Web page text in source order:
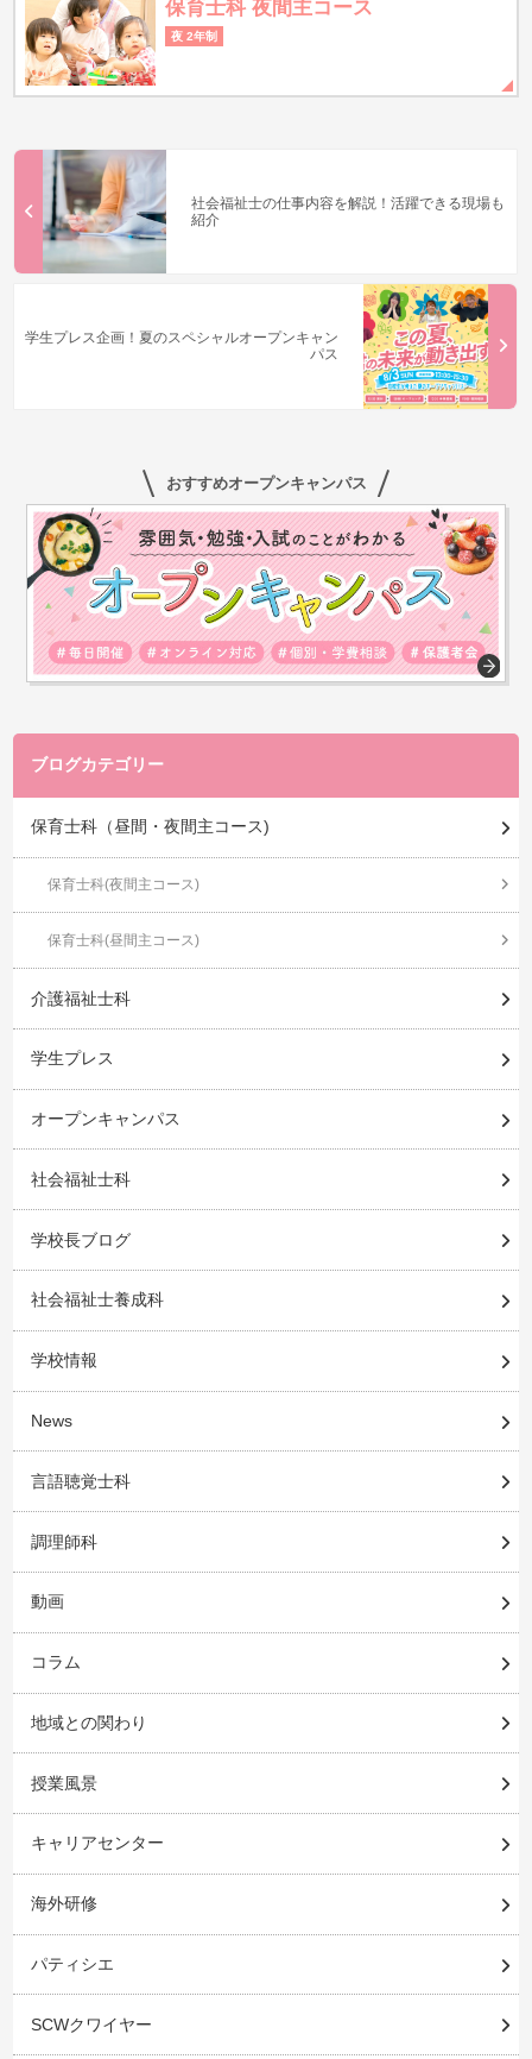
保育士科 夜間主コース
夜 2年制
社会福祉士の仕事内容を解説！活躍できる現場も
紹介
学生プレス企画！夏のスペシャルオープンキャン
パス
おすすめオープンキャンパス
ブログカテゴリー
保育士科（昼間・夜間主コース)
保育士科(夜間主コース)
保育士科(昼間主コース)
介護福祉士科
学生プレス
オープンキャンパス
社会福祉士科
学校長ブログ
社会福祉士養成科
学校情報
News
言語聴覚士科
調理師科
動画
コラム
地域との関わり
授業風景
キャリアセンター
海外研修
パティシエ
SCWクワイヤー